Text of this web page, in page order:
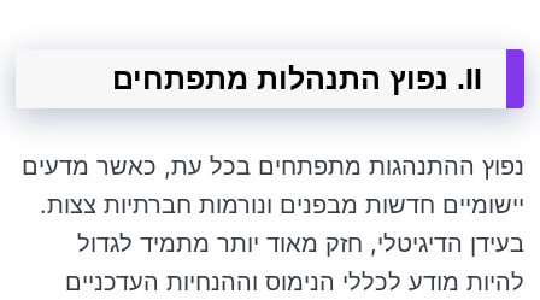
II. נפוץ התנהלות מתפתחים
נפוץ ההתנהגות מתפתחים בכל עת, כאשר מדעים
יישומיים חדשות מבפנים ונורמות חברתיות צצות.
בעידן הדיגיטלי, חזק מאוד יותר מתמיד לגדול
להיות מודע לכללי הנימוס וההנחיות העדכניים